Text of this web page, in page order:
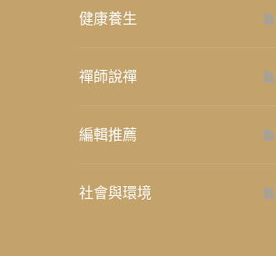
健康養生
禪師說禪
編輯推薦
社會與環境